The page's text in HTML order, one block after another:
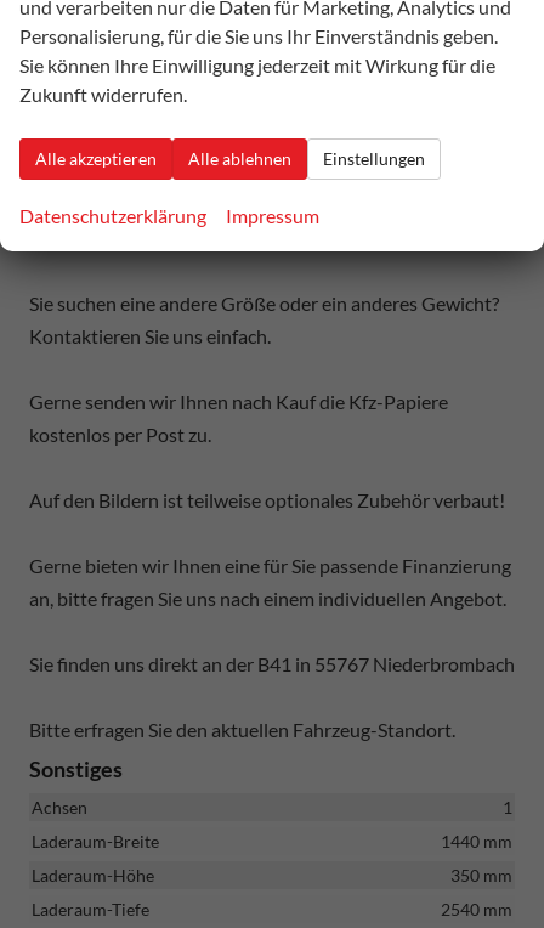
Ladungssicherungsnetz, Flachplane, Aufsatzwände,
Laubgitter, usw.
Niederbrombach.
Die Umsatzsteuer wird auf unseren Rechnungen
separat ausgewiesen.
Sie suchen eine andere Größe oder ein anderes Gewicht?
Kontaktieren Sie uns einfach.
Gerne senden wir Ihnen nach Kauf die Kfz-Papiere
kostenlos per Post zu.
Auf den Bildern ist teilweise optionales Zubehör verbaut!
Gerne bieten wir Ihnen eine für Sie passende Finanzierung
an, bitte fragen Sie uns nach einem individuellen Angebot.
Sie finden uns direkt an der B41 in 55767 Niederbrombach
Bitte erfragen Sie den aktuellen Fahrzeug-Standort.
Sonstiges
Achsen
1
Laderaum-Breite
1440 mm
Laderaum-Höhe
350 mm
Laderaum-Tiefe
2540 mm
und verarbeiten nur die Daten für Marketing, Analytics und
Personalisierung, für die Sie uns Ihr Einverständnis geben.
Sie können Ihre Einwilligung jederzeit mit Wirkung für die
Zukunft widerrufen.
Alle akzeptieren Alle ablehnen Einstellungen
Datenschutzerklärung Impressum